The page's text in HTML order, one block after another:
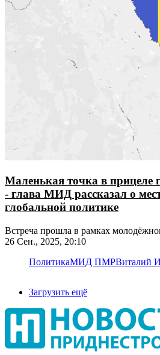
Маленькая точка в прицеле
- глава МИД рассказал о
глобальной политике
Встреча прошла в рамках
26 Сен., 2025, 20:10
ПолитикаМИД ПМРВиталий
Загрузить ещё